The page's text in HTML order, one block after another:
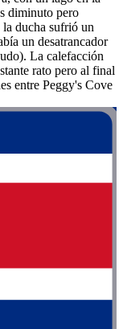
diminuto pero
ducha sufrió un
un desatrancador
La calefacción
rato pero al final
entre Peggy's Cove